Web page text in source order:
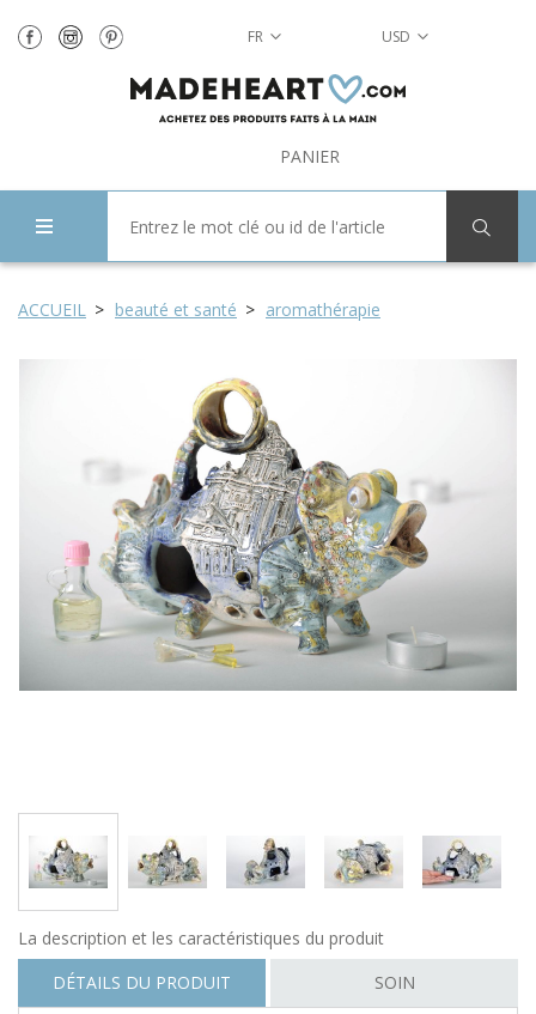
FR USD
PANIER
ACCUEIL beauté et santé аromathérapie
La description et les caractéristiques du produit
DÉTAILS DU PRODUIT
SOIN